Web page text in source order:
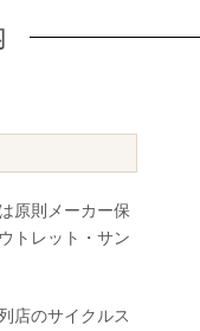
原則メーカー保
トレット・サン
店のサイクルス